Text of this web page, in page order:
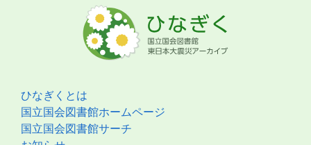
ひなぎくとは
国立国会図書館ホームページ
国立国会図書館サーチ